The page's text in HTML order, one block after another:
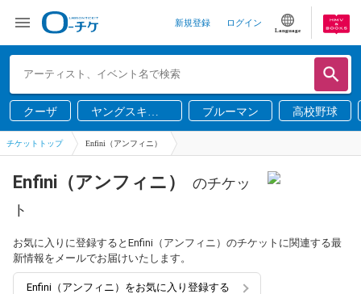
新規登録 ログイン
Language
クーザ
ヤングスキニ
ー
ブルーマン 高校野球
チケットトップ Enfini（アンフィニ）
Enfini（アンフィニ）
のチケッ
ト
お気に入りに登録するとEnfini（アンフィニ）のチケットに関連する最
新情報をメールでお届けいたします。
Enfini（アンフィニ）をお気に入り登録する